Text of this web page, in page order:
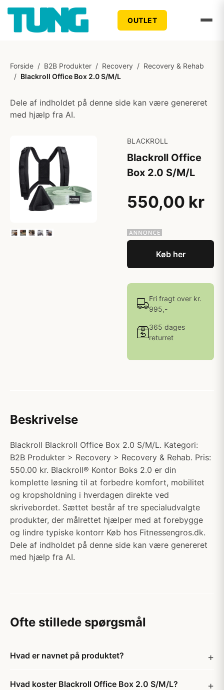
OUTLET
Forside / B2B Produkter / Recovery / Recovery & Rehab
/ Blackroll Office Box 2.0 S/M/L
Dele af indholdet på denne side kan være genereret
med hjælp fra AI.
BLACKROLL
Blackroll Office
Box 2.0 S/M/L
550,00 kr
Køb her
Fri fragt over kr.
995,-
365 dages
returret
Beskrivelse
Blackroll Blackroll Office Box 2.0 S/M/L. Kategori:
B2B Produkter > Recovery > Recovery & Rehab. Pris:
550.00 kr. Blackroll® Kontor Boks 2.0 er din
komplette løsning til at forbedre komfort, mobilitet
og kropsholdning i hverdagen direkte ved
skrivebordet. Sættet består af tre specialudvalgte
produkter, der målrettet hjælper med at forebygge
og lindre typiske kontorr Køb hos Fitnessengros.dk.
Dele af indholdet på denne side kan være genereret
med hjælp fra AI.
Ofte stillede spørgsmål
Hvad er navnet på produktet?
Hvad koster Blackroll Office Box 2.0 S/M/L?